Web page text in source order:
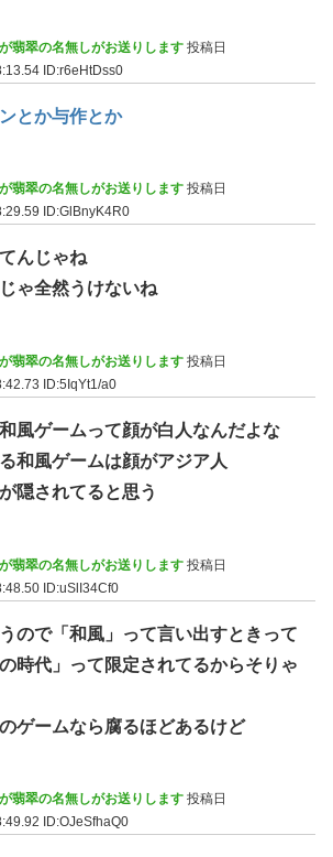
翡翠の名無しがお送りします 投稿日
ID:r6eHtDss0
とか与作とか
翡翠の名無しがお送りします 投稿日
ID:GlBnyK4R0
んじゃね
ゃ全然うけないね
翡翠の名無しがお送りします 投稿日
ID:5IqYt1/a0
風ゲームって顔が白人なんだよな
和風ゲームは顔がアジア人
隠されてると思う
翡翠の名無しがお送りします 投稿日
ID:uSlI34Cf0
ので「和風」って言い出すときって
時代」って限定されてるからそりゃ
ゲームなら腐るほどあるけど
翡翠の名無しがお送りします 投稿日
ID:OJeSfhaQ0